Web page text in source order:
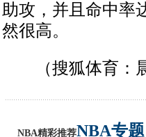
助攻，并且命中率
然很高。
（搜狐体育：晨